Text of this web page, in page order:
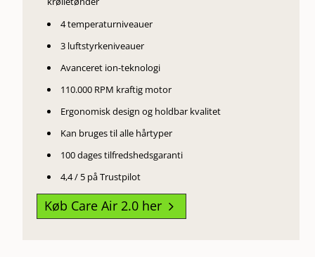
4 temperaturniveauer
3 luftstyrkeniveauer
Avanceret ion-teknologi
110.000 RPM kraftig motor
Ergonomisk design og holdbar kvalitet
Kan bruges til alle hårtyper
100 dages tilfredshedsgaranti
4,4 / 5 på Trustpilot
Køb Care Air 2.0 her 5